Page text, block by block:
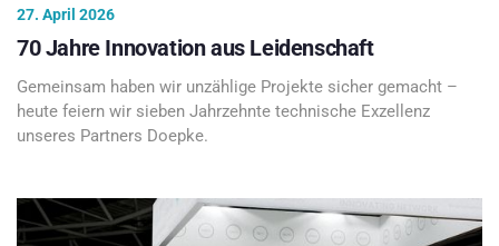
27. April 2026
70 Jahre Innovation aus Leidenschaft
Gemeinsam haben wir unzählige Projekte sicher gemacht –
heute feiern wir sieben Jahrzehnte technische Exzellenz
unseres Partners Doepke.